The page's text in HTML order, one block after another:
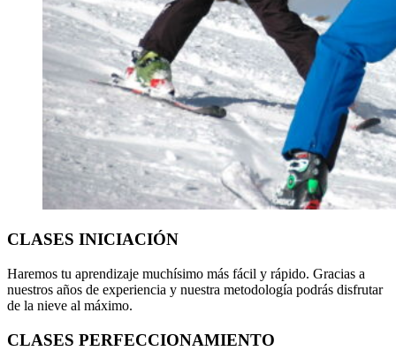
CLASES INICIACIÓN
Haremos tu aprendizaje muchísimo más fácil y rápido. Gracias a
nuestros años de experiencia y nuestra metodología podrás disfrutar
de la nieve al máximo.
CLASES PERFECCIONAMIENTO